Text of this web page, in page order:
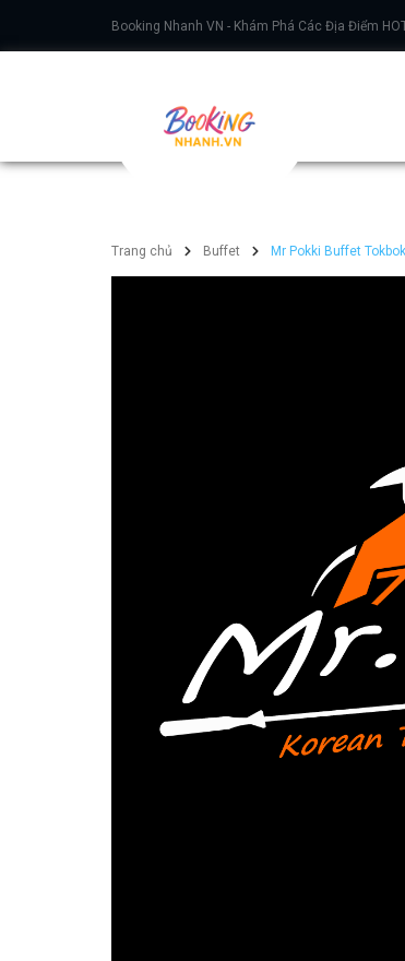
Booking Nhanh VN - Khám Phá Các Địa Điểm
Trang chủ Buffet Mr Pokki Buffet